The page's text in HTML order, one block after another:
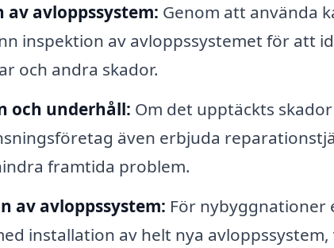
avloppssystem: Genom att använda
inspektion av avloppssystemet för att
och andra skador.
och underhåll: Om det upptäckts
även erbjuda
framtida problem.
av avloppssystem: För nybyggnationer
installation av helt nya